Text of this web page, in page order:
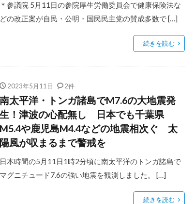
＊参議院 5月11日の参院厚生労働委員会で健康保険法な
どの改正案が自民・公明・国民民主党の賛成多数で […]
続きを読む
2023年5月11日 2件
南太平洋・トンガ諸島でM7.6の大地震発
生！津波の心配無し 日本でも千葉県
M5.4や鹿児島M4.4などの地震相次ぐ 太
陽風が収まるまで警戒を
日本時間の5月11日1時2分頃に南太平洋のトンガ諸島で
マグニチュード7.6の強い地震を観測しました。 […]
続きを読む